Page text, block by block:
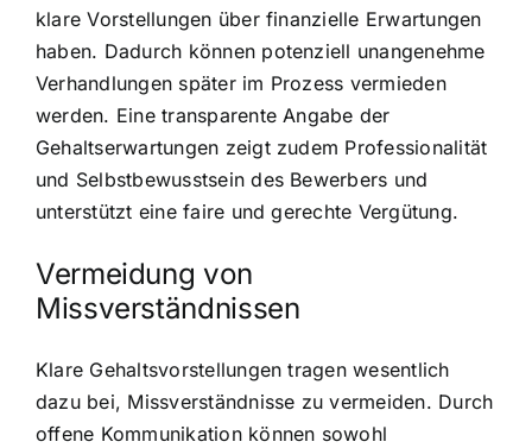
klare Vorstellungen über finanzielle Erwartungen
haben. Dadurch können potenziell unangenehme
Verhandlungen später im Prozess vermieden
werden. Eine transparente Angabe der
Gehaltserwartungen zeigt zudem Professionalität
und Selbstbewusstsein des Bewerbers und
unterstützt eine faire und gerechte Vergütung.
Vermeidung von
Missverständnissen
Klare Gehaltsvorstellungen tragen wesentlich
dazu bei, Missverständnisse zu vermeiden. Durch
offene Kommunikation können sowohl